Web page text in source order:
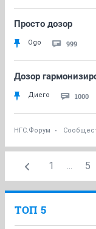
Просто дозор
Ogo 999
Дозор
Диего 1000
НГС.Форум
1 ... 5
ТОП 5